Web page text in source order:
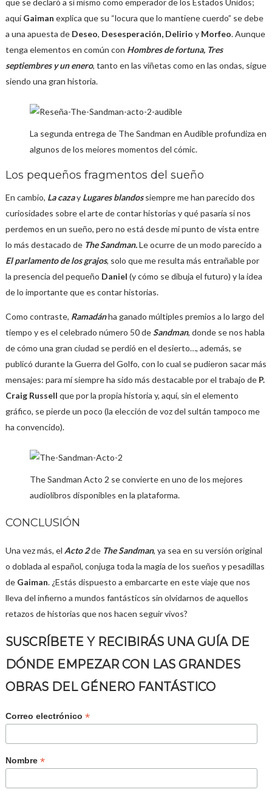
que se declaró a sí mismo como emperador de los Estados Unidos;
aquíGaiman explica que su “locura que lo mantiene cuerdo” se debe
a una apuesta de Deseo, Desesperación, Delirio y Morfeo. Aunque
tenga elementos en común con Hombres de fortuna, Tres
septiembres y un enero, tanto en las viñetas como en las ondas, sigue
siendo una gran historia.
La segunda entrega de The Sandman en Audible profundiza en
algunos de los meiores momentos del cómic.
Los pequeños fragmentos del sueño
En cambio, La cazay Lugares blandossiempre me han parecido dos
curiosidades sobre el arte de contar historias y qué pasaría si nos
perdemos en un sueño, pero no está desde mi punto de vista entre
lo más destacado de The Sandman.Le ocurre de un modo parecido a
El parlamento de los grajos, solo que me resulta más entrañable por
la presencia del pequeño Daniel (y cómo se dibuja el futuro) y la idea
de lo importante que es contar historias.
Como contraste, Ramadánha ganado múltiples premios a lo largo del
tiempo y es el celebrado número 50 deSandman, donde se nos habla
de cómo una gran ciudad se perdió en el desierto…, además, se
publicó durante la Guerra del Golfo, con lo cual se pudieron sacar más
mensajes: para mí siempre ha sido más destacable por el trabajo deP.
Craig Russell que por la propia historia y, aquí, sin el elemento
gráfico, se pierde un poco (la elección de voz del sultán tampoco me
ha convencido).
The Sandman Acto 2 se convierte en uno de los mejores
audiolibros disponibles en la plataforma.
CONCLUSIÓN
Una vez más, el Acto 2de The Sandman, ya sea en su versión original
o doblada al español, conjuga toda la magia de los sueños y pesadillas
de Gaiman. ¿Estás dispuesto a embarcarte en este viaje que nos
lleva del infierno a mundos fantásticos sin olvidarnos de aquellos
retazos de historias que nos hacen seguir vivos?
SUSCRÍBETE Y RECIBIRÁS UNA GUÍA DE
DÓNDE EMPEZAR CON LAS GRANDES
OBRAS DEL GÉNERO FANTÁSTICO
Correo electrónico *
Nombre *